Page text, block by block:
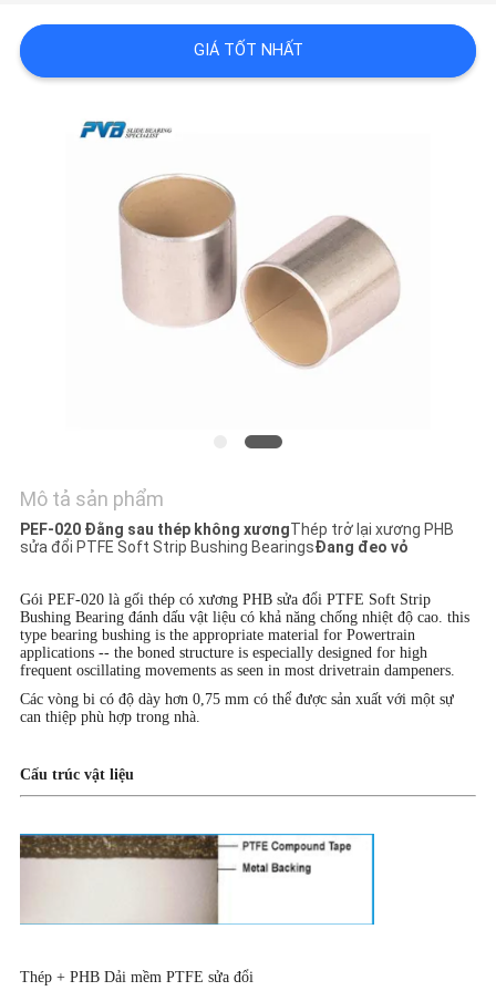
CHÚNG
TÔI
LƯỢNG
LIÊN
HỆ
VỚI
CHÚNG
TÔI
TIN
TỨC
VỤ
ÁN
GIÁ TỐT NHẤT
Mô tả sản phẩm
PEF-020 Đằng sau thép không xươngThép trở lại xương PHB
sửa đổi PTFE Soft Strip Bushing BearingsĐang đeo vỏ
Gói PEF-020 là gối thép có xương PHB sửa đổi PTFE Soft Strip
Bushing Bearing đánh dấu vật liệu có khả năng chống nhiệt độ cao. this
type bearing bushing is the appropriate material for Powertrain
applications -- the boned structure is especially designed for high
frequent oscillating movements as seen in most drivetrain dampeners.
Các vòng bi có độ dày hơn 0,75 mm có thể được sản xuất với một sự
can thiệp phù hợp trong nhà.
Cấu trúc vật liệu
Thép + PHB Dải mềm PTFE sửa đổi